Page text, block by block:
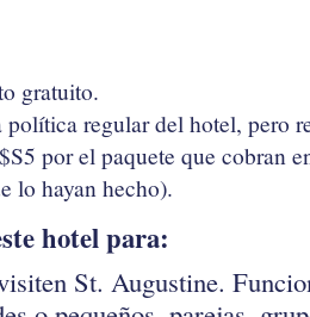
gratuito.
política regular del hotel, pero
por el paquete que cobran
lo hayan hecho).
hotel para:
St. Augustine.